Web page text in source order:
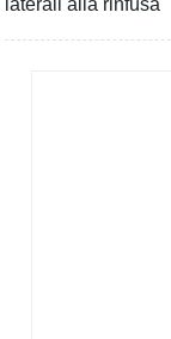
laterali alla rinfusa